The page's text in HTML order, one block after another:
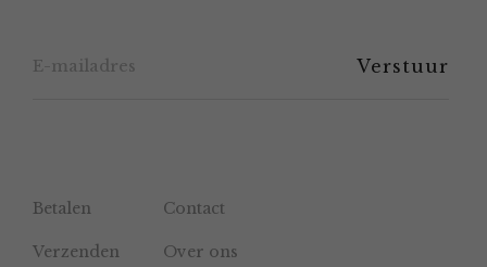
Betalen Contact
Verzenden Over ons